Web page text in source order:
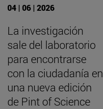
04 | 06 | 2026
La investigación
sale del laboratorio
para encontrarse
con la ciudadanía en
una nueva edición
de Pint of Science